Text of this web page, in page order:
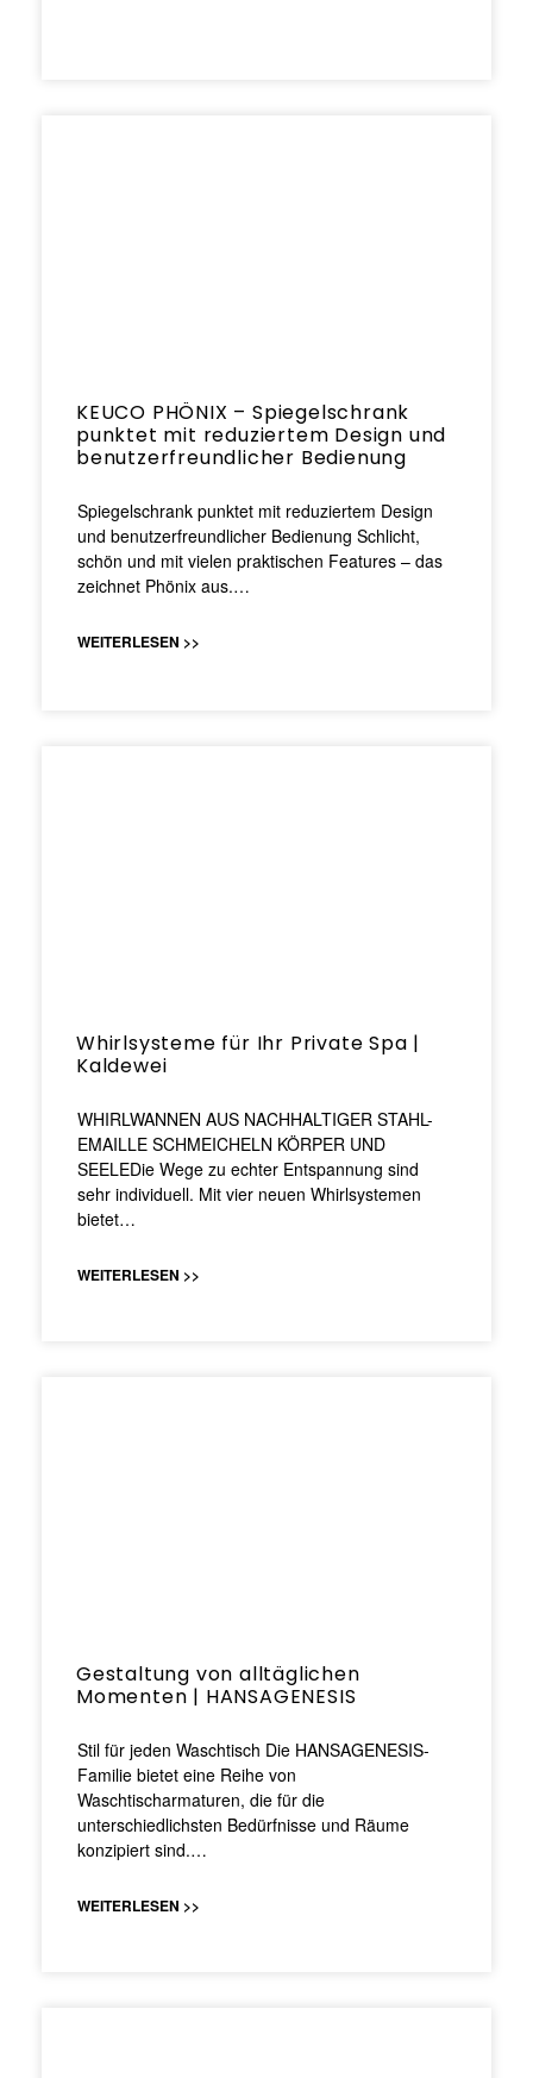
KEUCO PHÖNIX – Spiegelschrank
punktet mit reduziertem Design und
benutzerfreundlicher Bedienung
Spiegelschrank punktet mit reduziertem Design
und benutzerfreundlicher Bedienung Schlicht,
schön und mit vielen praktischen Features – das
zeichnet Phönix aus.…
WEITERLESEN >>
Whirlsysteme für Ihr Private Spa |
Kaldewei
WHIRLWANNEN AUS NACHHALTIGER STAHL-
EMAILLE SCHMEICHELN KÖRPER UND
SEELEDie Wege zu echter Entspannung sind
sehr individuell. Mit vier neuen Whirlsystemen
bietet…
WEITERLESEN >>
Gestaltung von alltäglichen
Momenten | HANSAGENESIS
Stil für jeden Waschtisch Die HANSAGENESIS-
Familie bietet eine Reihe von
Waschtischarmaturen, die für die
unterschiedlichsten Bedürfnisse und Räume
konzipiert sind.…
WEITERLESEN >>